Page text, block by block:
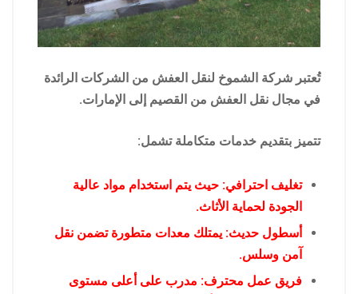
تُعتبر شركة الشموخ لنقل العفش من الشركات الرائدة
في مجال نقل العفش من القصيم إلى الإمارات.
تتميز بتقديم خدمات متكاملة تشمل:
تغليف احترافي: حيث يتم استخدام مواد عالية
الجودة لحماية الأثاث.
أسطول حديث: يمتلك معدات متطورة تضمن نقل
آمن وسلس.
فريق عمل محترف: مدرب على أعلى مستوى